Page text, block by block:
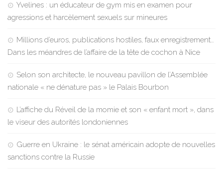
Yvelines : un éducateur de gym mis en examen pour
agressions et harcèlement sexuels sur mineures
Millions d’euros, publications hostiles, faux enregistrement…
Dans les méandres de l’affaire de la tête de cochon à Nice
Selon son architecte, le nouveau pavillon de l’Assemblée
nationale « ne dénature pas » le Palais Bourbon
L’affiche du Réveil de la momie et son « enfant mort », dans
le viseur des autorités londoniennes
Guerre en Ukraine : le sénat américain adopte de nouvelles
sanctions contre la Russie